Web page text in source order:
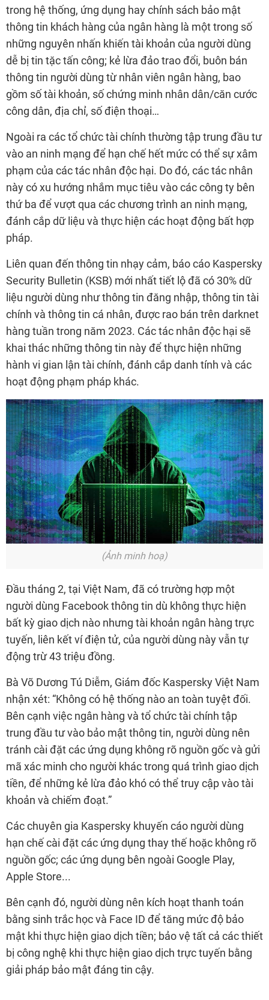
trong hệ thống, ứng dụng hay chính sách bảo mật
thông tin khách hàng của ngân hàng là một trong số
những nguyên nhấn khiến tài khoản của người dùng
dễ bị tin tặc tấn công; kẻ lừa đảo trao đổi, buôn bán
thông tin người dùng từ nhân viên ngân hàng, bao
gồm số tài khoản, số chứng minh nhân dân/căn cước
công dân, địa chỉ, số điện thoại…
Ngoài ra các tổ chức tài chính thường tập trung đầu tư
vào an ninh mạng để hạn chế hết mức có thể sự xâm
phạm của các tác nhân độc hại. Do đó, các tác nhân
này có xu hướng nhắm mục tiêu vào các công ty bên
thứ ba để vượt qua các chương trình an ninh mạng,
đánh cắp dữ liệu và thực hiện các hoạt động bất hợp
pháp.
Liên quan đến thông tin nhạy cảm, báo cáo Kaspersky
Security Bulletin (KSB) mới nhất tiết lộ đã có 30% dữ
liệu người dùng như thông tin đăng nhập, thông tin tài
chính và thông tin cá nhân, được rao bán trên darknet
hàng tuần trong năm 2023. Các tác nhân độc hại sẽ
khai thác những thông tin này để thực hiện những
hành vi gian lận tài chính, đánh cắp danh tính và các
hoạt động phạm pháp khác.
(Ảnh minh hoạ)
Đầu tháng 2, tại Việt Nam, đã có trường hợp một
người dùng Facebook thông tin dù không thực hiện
bất kỳ giao dịch nào nhưng tài khoản ngân hàng trực
tuyến, liên kết ví điện tử, của người dùng này vẫn tự
động trừ 43 triệu đồng.
Bà Võ Dương Tú Diễm, Giám đốc Kaspersky Việt Nam
nhận xét: “Không có hệ thống nào an toàn tuyệt đối.
Bên cạnh việc ngân hàng và tổ chức tài chính tập
trung đầu tư vào bảo mật thông tin, người dùng nên
tránh cài đặt các ứng dụng không rõ nguồn gốc và gửi
mã xác minh cho người khác trong quá trình giao dịch
tiền, để những kẻ lừa đảo khó có thể truy cập vào tài
khoản và chiếm đoạt.”
Các chuyên gia Kaspersky khuyến cáo người dùng
hạn chế cài đặt các ứng dụng thay thế hoặc không rõ
nguồn gốc; các ứng dụng bên ngoài Google Play,
Apple Store...
Bên cạnh đó, người dùng nên kích hoạt thanh toán
bằng sinh trắc học và Face ID để tăng mức độ bảo
mật khi thực hiện giao dịch tiền; bảo vệ tất cả các thiết
bị công nghệ khi thực hiện giao dịch trực tuyến bằng
giải pháp bảo mật đáng tin cậy.